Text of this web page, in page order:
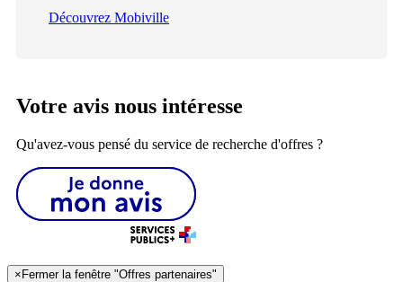
Découvrez Mobiville
Votre avis nous intéresse
Qu'avez-vous pensé du service de recherche d'offres ?
× Fermer la fenêtre "Offres partenaires"